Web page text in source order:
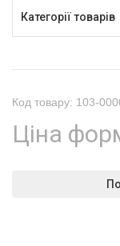
Категорії товарів
Код товару: 103-
Ціна